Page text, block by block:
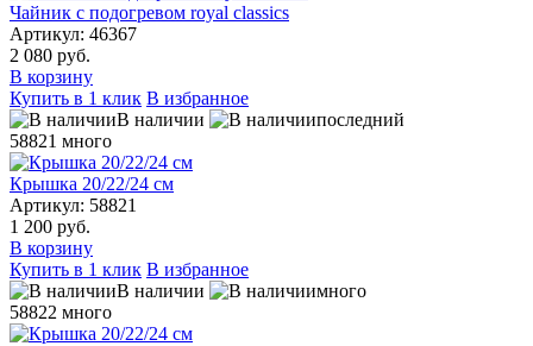
Чайник с подогревом royal classics
Артикул: 46367
2 080 руб.
В корзину
Купить в 1 клик В избранное
В наличии
последний
58821 много
Крышка 20/22/24 см
Артикул: 58821
1 200 руб.
В корзину
Купить в 1 клик В избранное
В наличии
много
58822 много